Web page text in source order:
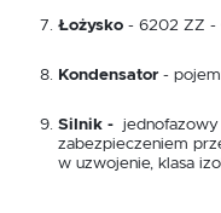
Łożysko - 6202 ZZ -
Kondensator-
Silnik -
zabezpieczeniem
w uzwojenie, klasa